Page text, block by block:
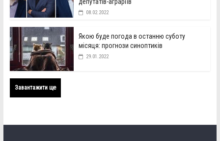
депутатів-аграріїв
08.02.2022
Якою буде погода в останню суботу
місяця: прогнози синоптиків
29.01.2022
Завантажити ще